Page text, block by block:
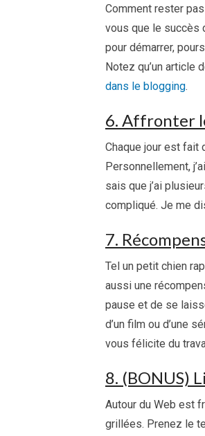
Comment rester
vous que le succès
pour démarrer,
Notez qu’un article
dans le blogging.
6. Affronter
Chaque jour est fait
Personnellement,
sais que j’ai
compliqué. Je me
7.
Tel un petit chien
aussi une
pause et de se
d’un film ou d’une
vous félicite du
8. (BONUS)
Autour du Web est
grillées. Prenez le